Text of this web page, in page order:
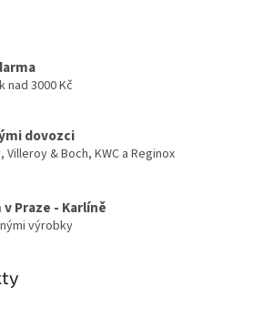
nad 3000 Kč
dovozci
Villeroy & Boch, KWC a Reginox
Praze - Karlíně
výrobky